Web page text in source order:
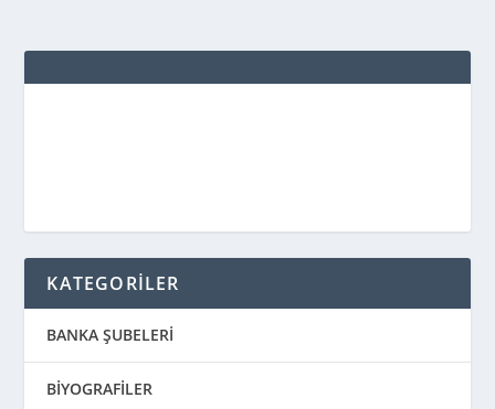
KATEGORİLER
BANKA ŞUBELERİ
BİYOGRAFİLER